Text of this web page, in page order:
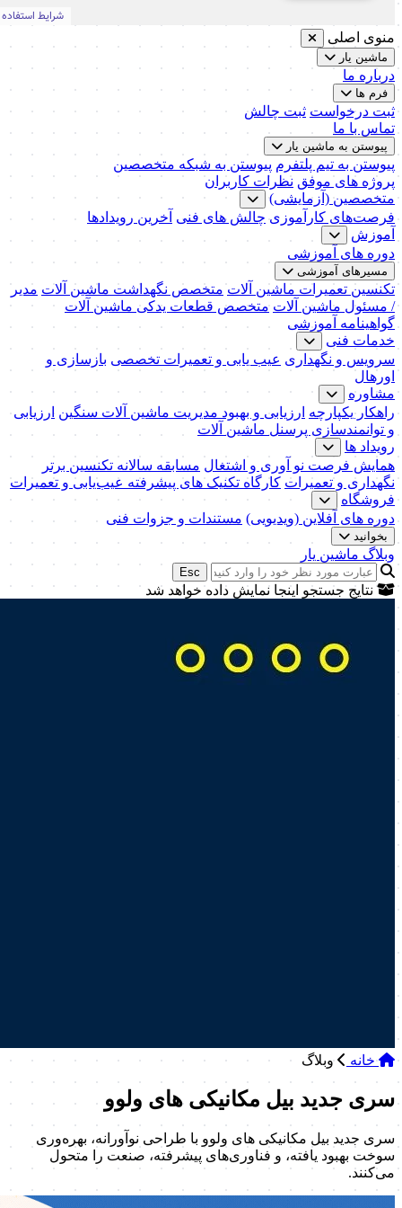
منوی اصلی
ماشین یار
درباره ما
فرم ها
ثبت درخواست ثبت چالش
تماس با ما
پیوستن به ماشین یار
پیوستن به تیم پلتفرم پیوستن به شبکه متخصصین
پروژه های موفق نظرات کاربران
متخصصین (آزمایشی)
فرصت‌های کارآموزی چالش های فنی آخرین رویدادها
آموزش
دوره های آموزشی
مسیرهای آموزشی
تکنسین تعمیرات ماشین آلات متخصص نگهداشت ماشین آلات مدیر
/ مسئول ماشین آلات متخصص قطعات یدکی ماشین آلات
گواهینامه آموزشی
خدمات فنی
سرویس و نگهداری عیب یابی و تعمیرات تخصصی بازسازی و
اورهال
مشاوره
راهکار یکپارچه ارزیابی و بهبود مدیریت ماشین آلات سنگین ارزیابی
و توانمندسازی پرسنل ماشین آلات
رویداد ها
همایش فرصت نو آوری و اشتغال مسابقه سالانه تکنسین برتر
نگهداری و تعمیرات کارگاه تکنیک‌ های پیشرفته عیب‌یابی و تعمیرات
فروشگاه
دوره های آفلاین (ویدیویی) مستندات و جزوات فنی
بخوانید
وبلاگ ماشین یار
Esc
نتایج جستجو اینجا نمایش داده خواهد شد
خانه وبلاگ
سری جدید بیل مکانیکی های ولوو
سری جدید بیل مکانیکی های ولوو با طراحی نوآورانه، بهره‌وری
سوخت بهبود یافته، و فناوری‌های پیشرفته، صنعت را متحول
می‌کنند.